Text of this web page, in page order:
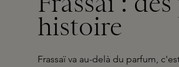
histoire
Frassaï va au-delà du parfum,